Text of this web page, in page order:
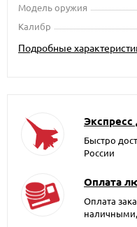
Модель оружия
Калибр
Подробные
Экспресс
Быстро
России
Оплата
Оплата